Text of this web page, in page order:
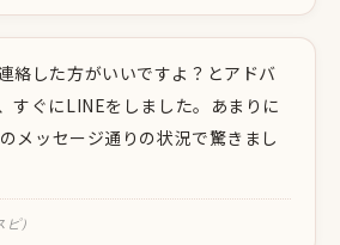
絡した方がいいですよ？とアドバ
すぐにLINEをしました。あまりに
メッセージ通りの状況で驚きまし
ピ）